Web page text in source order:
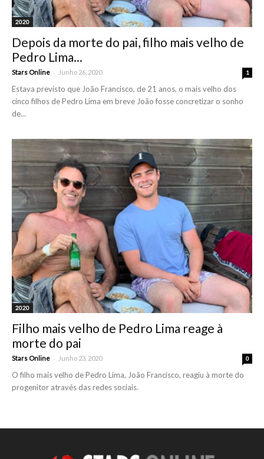
2020
Depois da morte do pai, filho mais velho de
Pedro Lima...
Stars Online - Junho 26, 2020 1
Estava previsto que João Francisco, de 21 anos, o mais velho dos
cinco filhos de Pedro Lima em breve João fosse concretizar o sonho
de...
2020
Filho mais velho de Pedro Lima reage à
morte do pai
Stars Online - Junho 23, 2020 0
O filho mais velho de Pedro Lima, João Francisco, reagiu à morte do
progenitor através das redes sociais.